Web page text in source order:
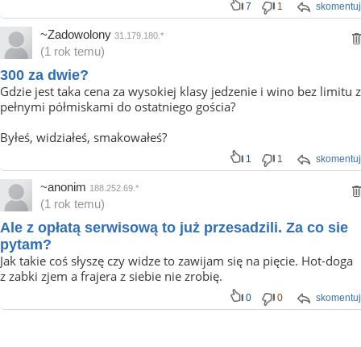
skomentuj
7 1
~Zadowolony 31.179.180.*
(1 rok temu)
300 za dwie?
Gdzie jest taka cena za wysokiej klasy jedzenie i wino bez limitu z
pełnymi półmiskami do ostatniego gościa?
Byłeś, widziałeś, smakowałeś?
skomentuj
1 1
~anonim 188.252.69.*
(1 rok temu)
Ale z opłatą serwisową to już przesadzili. Za co sie
pytam?
Jak takie coś słyszę czy widze to zawijam się na pięcie. Hot-doga
z zabki zjem a frajera z siebie nie zrobię.
skomentuj
0 0